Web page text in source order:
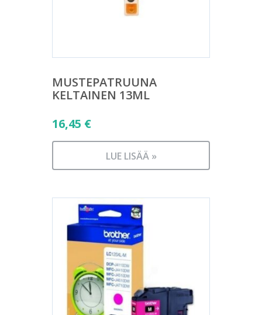
MUSTEPATRUUNA
KELTAINEN 13ML
16,45 €
LUE LISÄÄ »